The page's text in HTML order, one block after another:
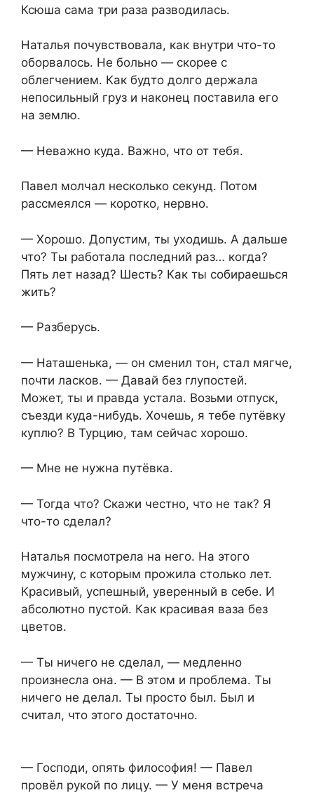
Ксюша сама три раза разводилась.
Наталья почувствовала, как внутри что-то
оборвалось. Не больно — скорее с
облегчением. Как будто долго держала
непосильный груз и наконец поставила его
на землю.
— Неважно куда. Важно, что от тебя.
Павел молчал несколько секунд. Потом
рассмеялся — коротко, нервно.
— Хорошо. Допустим, ты уходишь. А дальше
что? Ты работала последний раз… когда?
Пять лет назад? Шесть? Как ты собираешься
жить?
— Разберусь.
— Наташенька, — он сменил тон, стал мягче,
почти ласков. — Давай без глупостей.
Может, ты и правда устала. Возьми отпуск,
съезди куда-нибудь. Хочешь, я тебе путёвку
куплю? В Турцию, там сейчас хорошо.
— Мне не нужна путёвка.
— Тогда что? Скажи честно, что не так? Я
что-то сделал?
Наталья посмотрела на него. На этого
мужчину, с которым прожила столько лет.
Красивый, успешный, уверенный в себе. И
абсолютно пустой. Как красивая ваза без
цветов.
— Ты ничего не сделал, — медленно
произнесла она. — В этом и проблема. Ты
ничего не делал. Ты просто был. Был и
считал, что этого достаточно.
— Господи, опять философия! — Павел
провёл рукой по лицу. — У меня встреча